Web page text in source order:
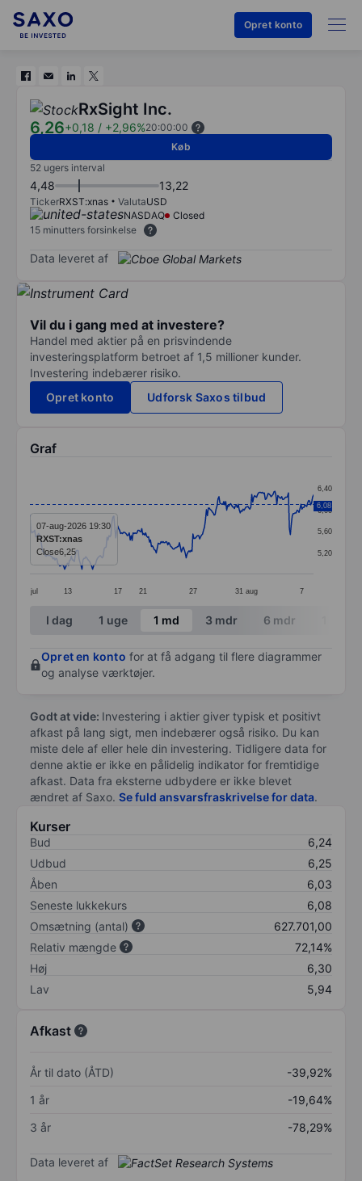
Opret konto
RxSight Inc.
6,26+0,18 / +2,96%20:00:00
Køb
52 ugers interval
4,48 13,22
TickerRXST:xnas ValutaUSD
NASDAQ
Closed
15 minutters forsinkelse
Data leveret af
Vil du i gang med at investere?
Handel med aktier på en prisvindende
investeringsplatform betroet af 1,5 millioner kunder.
Investering indebærer risiko.
Opret konto
Udforsk Saxos tilbud
Graf
Line chart with 295 data points.
The chart has 1 X axis displaying categories.
The chart has 1 Y axis displaying values. Data
jul 13 17 21 27 31 aug 7
5,20
5,60
6,00
6,40
6,08
07-aug-2026 19:30
RXST:xnas
Close6,25
End of interactive chart.
I dag 1 uge 1 md 3 mdr 6 mdr
Opret en konto for at få adgang til flere diagrammer
og analyse værktøjer.
Godt at vide: Investering i aktier giver typisk et positivt
afkast på lang sigt, men indebærer også risiko. Du kan
miste dele af eller hele din investering. Tidligere data for
denne aktie er ikke en pålidelig indikator for fremtidige
afkast. Data fra eksterne udbydere er ikke blevet
ændret af Saxo. Se fuld ansvarsfraskrivelse for data.
Kurser
Bud
6,24
Udbud
6,25
Åben
6,03
Seneste lukkekurs
6,08
Omsætning (antal)
627.701,00
Relativ mængde
72,14%
Høj
6,30
Lav
5,94
Afkast
År til dato (ÅTD)
-39,92%
1 år
-19,64%
3 år
-78,29%
Data leveret af